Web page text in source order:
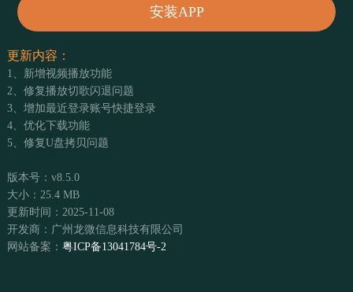
安装APP
更新内容：
1、新增视频播放功能
2、修复播放切歌闪退问题
3、增加最近登录账号快捷登录
4、优化下载功能
5、修复U盘拷贝问题
版本号：v8.5.0
大小：25.4 MB
更新时间：2025-11-08
开发商：广州龙微信息科技有限公司
网站备案： 粤ICP备13041784号-2